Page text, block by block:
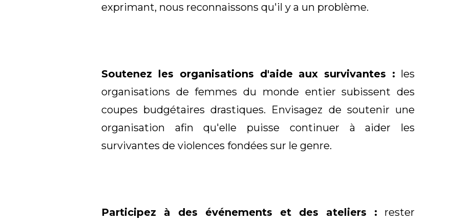
exprimant, nous reconnaissons qu'il y a un problème.
Soutenez les organisations d'aide aux survivantes : les
organisations de femmes du monde entier subissent des
coupes budgétaires drastiques. Envisagez de soutenir une
organisation afin qu'elle puisse continuer à aider les
survivantes de violences fondées sur le genre.
Participez à des événements et des ateliers : rester